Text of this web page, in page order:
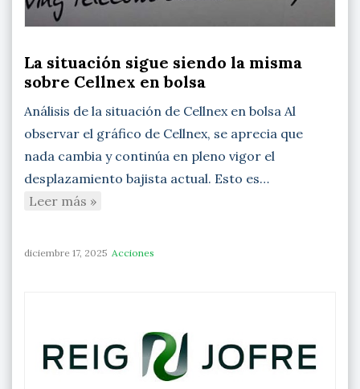
La situación sigue siendo la misma
sobre Cellnex en bolsa
Análisis de la situación de Cellnex en bolsa Al
observar el gráfico de Cellnex, se aprecia que
nada cambia y continúa en pleno vigor el
desplazamiento bajista actual. Esto es…
Leer más »
diciembre 17, 2025 Acciones